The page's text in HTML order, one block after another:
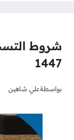
شروط
1447
بواسطةعلي شاهين